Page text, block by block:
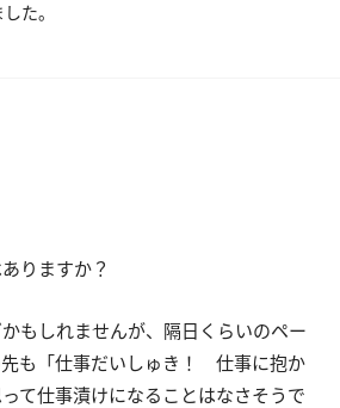
た。
りますか？
もしれませんが、隔日くらいのペー
先も「仕事だいしゅき！ 仕事に抱か
て仕事漬けになることはなさそうで